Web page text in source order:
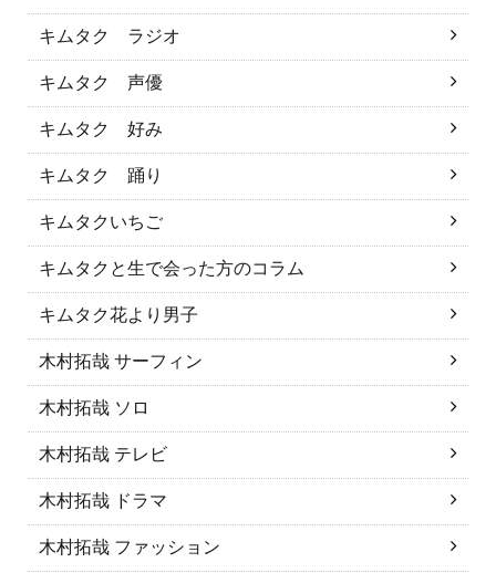
キムタク ラジオ
キムタク 声優
キムタク 好み
キムタク 踊り
キムタクいちご
キムタクと生で会った方のコラム
キムタク花より男子
木村拓哉 サーフィン
木村拓哉 ソロ
木村拓哉 テレビ
木村拓哉 ドラマ
木村拓哉 ファッション